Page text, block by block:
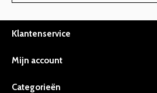
Klantenservice
Mijn account
Categorieën